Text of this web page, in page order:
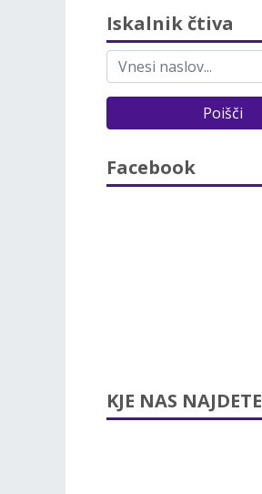
Iskalnik čtiva
Poišči
Facebook
KJE NAS NAJDETE